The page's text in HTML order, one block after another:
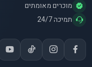
מוכרים מאומתים
תמיכה 24/7